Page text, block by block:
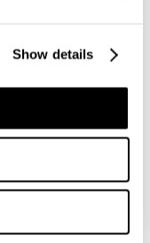
Show details